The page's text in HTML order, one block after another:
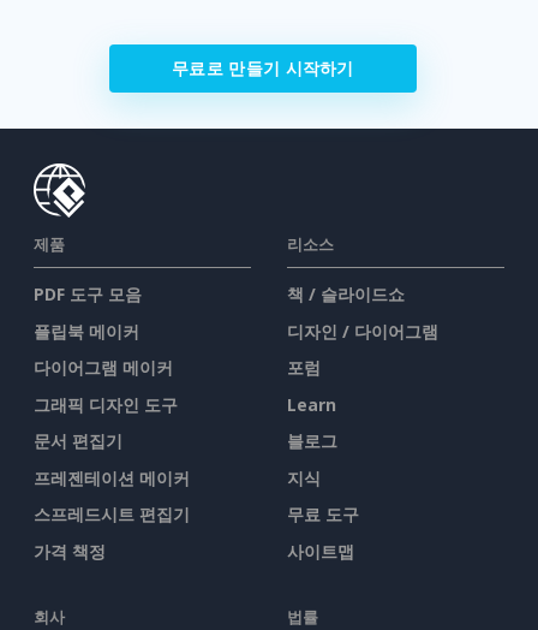
무료로 만들기 시작하기
제품
PDF 도구 모음
플립북 메이커
다이어그램 메이커
그래픽 디자인 도구
문서 편집기
프레젠테이션 메이커
스프레드시트 편집기
가격 책정
리소스
책 / 슬라이드쇼
디자인 / 다이어그램
포럼
Learn
블로그
지식
무료 도구
사이트맵
회사 법률